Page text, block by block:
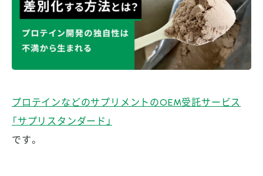
プロテインなどのサプリメントのOEM受託サービス
「サプリスタンダード」
です。